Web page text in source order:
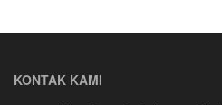
KONTAK KAMI